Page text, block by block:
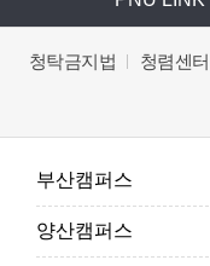
청탁금지법 청렴센터
부산캠퍼스
양산캠퍼스